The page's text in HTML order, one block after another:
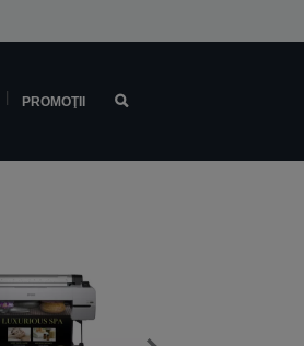
PROMOŢII